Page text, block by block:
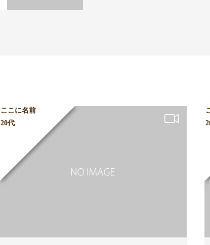
ここに名前
20代